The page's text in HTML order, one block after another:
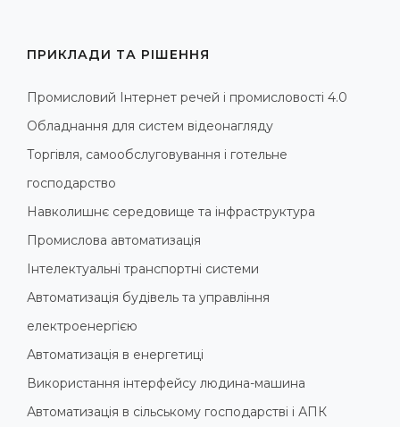
ПРИКЛАДИ ТА РІШЕННЯ
Промисловий Інтернет речей і промисловості 4.0
Обладнання для систем відеонагляду
Торгівля, самообслуговування і готельне
господарство
Навколишнє середовище та інфраструктура
Промислова автоматизація
Інтелектуальні транспортні системи
Автоматизація будівель та управління
електроенергією
Автоматизація в енергетиці
Використання інтерфейсу людина-машина
Автоматизація в сільському господарстві і АПК